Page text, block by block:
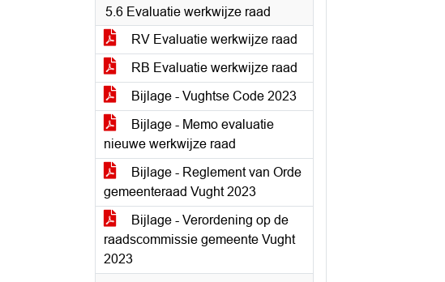
5.6 Evaluatie werkwijze raad
RV Evaluatie werkwijze raad
RB Evaluatie werkwijze raad
Bijlage - Vughtse Code 2023
Bijlage - Memo evaluatie
nieuwe werkwijze raad
Bijlage - Reglement van Orde
gemeenteraad Vught 2023
Bijlage - Verordening op de
raadscommissie gemeente Vught
2023